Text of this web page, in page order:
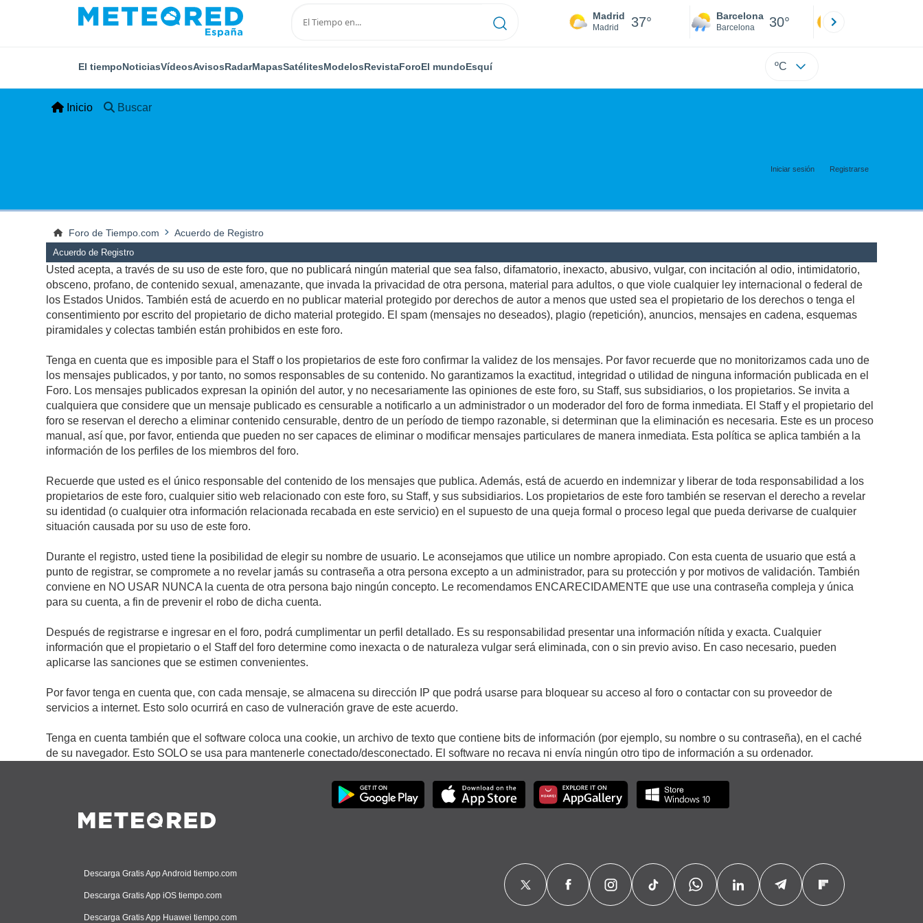
Madrid
Madrid 37° Barcelona
Barcelona 30°
El tiempoNoticiasVídeosAvisosRadarMapasSatélitesModelosRevistaForoEl mundoEsquí ºC
Inicio Buscar
Iniciar sesión Registrarse
Foro de Tiempo.com Acuerdo de Registro
Acuerdo de Registro
Usted acepta, a través de su uso de este foro, que no publicará ningún material que sea falso, difamatorio, inexacto, abusivo, vulgar, con incitación al odio, intimidatorio,
obsceno, profano, de contenido sexual, amenazante, que invada la privacidad de otra persona, material para adultos, o que viole cualquier ley internacional o federal de
los Estados Unidos. También está de acuerdo en no publicar material protegido por derechos de autor a menos que usted sea el propietario de los derechos o tenga el
consentimiento por escrito del propietario de dicho material protegido. El spam (mensajes no deseados), plagio (repetición), anuncios, mensajes en cadena, esquemas
piramidales y colectas también están prohibidos en este foro.
Tenga en cuenta que es imposible para el Staff o los propietarios de este foro confirmar la validez de los mensajes. Por favor recuerde que no monitorizamos cada uno de
los mensajes publicados, y por tanto, no somos responsables de su contenido. No garantizamos la exactitud, integridad o utilidad de ninguna información publicada en el
Foro. Los mensajes publicados expresan la opinión del autor, y no necesariamente las opiniones de este foro, su Staff, sus subsidiarios, o los propietarios. Se invita a
cualquiera que considere que un mensaje publicado es censurable a notificarlo a un administrador o un moderador del foro de forma inmediata. El Staff y el propietario del
foro se reservan el derecho a eliminar contenido censurable, dentro de un período de tiempo razonable, si determinan que la eliminación es necesaria. Este es un proceso
manual, así que, por favor, entienda que pueden no ser capaces de eliminar o modificar mensajes particulares de manera inmediata. Esta política se aplica también a la
información de los perfiles de los miembros del foro.
Recuerde que usted es el único responsable del contenido de los mensajes que publica. Además, está de acuerdo en indemnizar y liberar de toda responsabilidad a los
propietarios de este foro, cualquier sitio web relacionado con este foro, su Staff, y sus subsidiarios. Los propietarios de este foro también se reservan el derecho a revelar
su identidad (o cualquier otra información relacionada recabada en este servicio) en el supuesto de una queja formal o proceso legal que pueda derivarse de cualquier
situación causada por su uso de este foro.
Durante el registro, usted tiene la posibilidad de elegir su nombre de usuario. Le aconsejamos que utilice un nombre apropiado. Con esta cuenta de usuario que está a
punto de registrar, se compromete a no revelar jamás su contraseña a otra persona excepto a un administrador, para su protección y por motivos de validación. También
conviene en NO USAR NUNCA la cuenta de otra persona bajo ningún concepto. Le recomendamos ENCARECIDAMENTE que use una contraseña compleja y única
para su cuenta, a fin de prevenir el robo de dicha cuenta.
Después de registrarse e ingresar en el foro, podrá cumplimentar un perfil detallado. Es su responsabilidad presentar una información nítida y exacta. Cualquier
información que el propietario o el Staff del foro determine como inexacta o de naturaleza vulgar será eliminada, con o sin previo aviso. En caso necesario, pueden
aplicarse las sanciones que se estimen convenientes.
Por favor tenga en cuenta que, con cada mensaje, se almacena su dirección IP que podrá usarse para bloquear su acceso al foro o contactar con su proveedor de
servicios a internet. Esto solo ocurrirá en caso de vulneración grave de este acuerdo.
Tenga en cuenta también que el software coloca una cookie, un archivo de texto que contiene bits de información (por ejemplo, su nombre o su contraseña), en el caché
de su navegador. Esto SOLO se usa para mantenerle conectado/desconectado. El software no recava ni envía ningún otro tipo de información a su ordenador.
Descarga Gratis App Android tiempo.com
Descarga Gratis App iOS tiempo.com
Descarga Gratis App Huawei tiempo.com